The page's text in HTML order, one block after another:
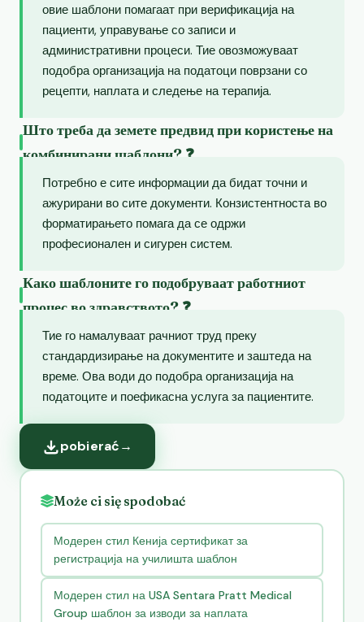
овие шаблони помагаат при верификација на
пациенти, управување со записи и
административни процеси. Тие овозможуваат
подобра организација на податоци поврзани со
рецепти, наплата и следење на терапија.
Што треба да земете предвид при користење на
комбинирани шаблони? ❓
Потребно е сите информации да бидат точни и
ажурирани во сите документи. Конзистентноста во
форматирањето помага да се одржи
професионален и сигурен систем.
Како шаблоните го подобруваат работниот
процес во здравството? ❓
Тие го намалуваат рачниот труд преку
стандардизирање на документите и заштеда на
време. Ова води до подобра организација на
податоците и поефикасна услуга за пациентите.
pobierać→
Może ci się spodobać
Модерен стил Кенија сертификат за
регистрација на училишта шаблон
Модерен стил на USA Sentara Pratt Medical
Group шаблон за изводи за наплата